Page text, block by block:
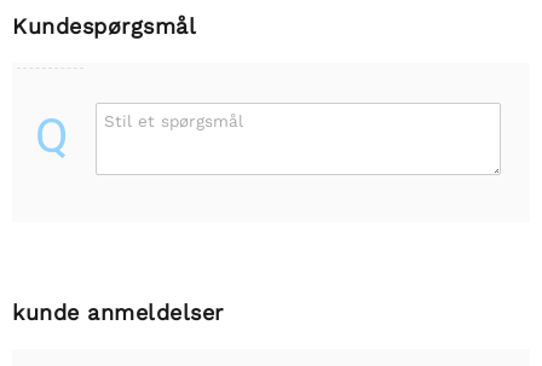
Kundespørgsmål
Q Stil et spørgsmål
kunde anmeldelser